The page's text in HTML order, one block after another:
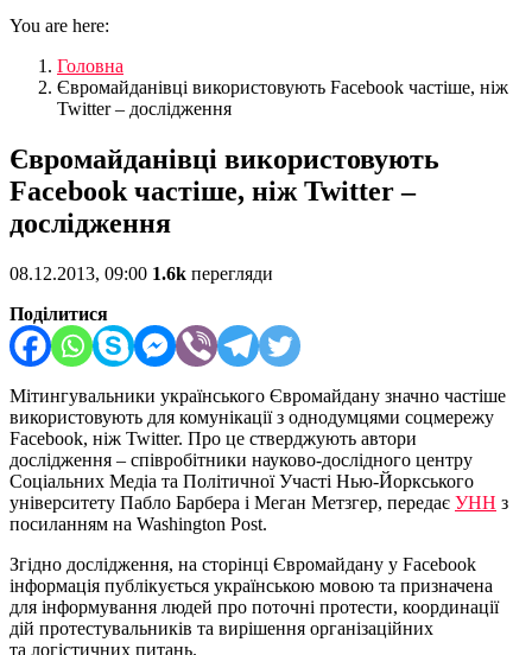
You are here:
Головна
Євромайданівці використовують Facebook частіше, ніж
Twitter – дослідження
Євромайданівці використовують
Facebook частіше, ніж Twitter –
дослідження
08.12.2013, 09:00 1.6k перегляди
Поділитися
Мітингувальники українського Євромайдану значно частіше
використовують для комунікації з однодумцями соцмережу
Facebook, ніж Twitter. Про це стверджують автори
дослідження – співробітники науково-дослідного центру
Соціальних Медіа та Політичної Участі Нью-Йоркського
університету Пабло Барбера і Меган Метзгер, передає УНН з
посиланням на Washington Post.
Згідно дослідження, на сторінці Євромайдану у Facebook
інформація публікується українською мовою та призначена
для інформування людей про поточні протести, координації
дій протестувальників та вирішення організаційних
та логістичних питань.